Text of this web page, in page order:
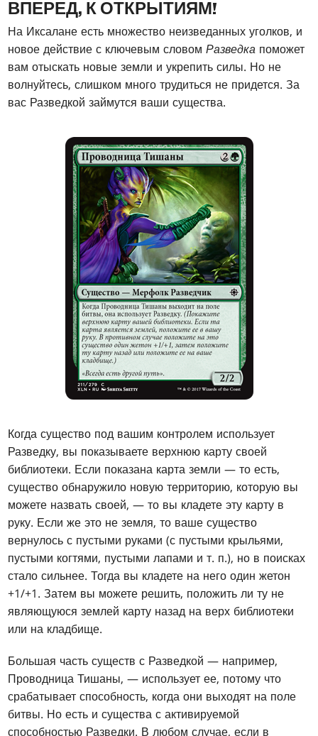
ВПЕРЕД, К ОТКРЫТИЯМ!
На Иксалане есть множество неизведанных уголков, и
новое действие с ключевым словомРазведка поможет
вам отыскать новые земли и укрепить силы. Но не
волнуйтесь, слишком много трудиться не придется. За
вас Разведкой займутся ваши существа.
Когда существо под вашим контролем использует
Разведку, вы показываете верхнюю карту своей
библиотеки. Если показана карта земли — то есть,
существо обнаружило новую территорию, которую вы
можете назвать своей, — то вы кладете эту карту в
руку. Если же это не земля, то ваше существо
вернулось с пустыми руками (с пустыми крыльями,
пустыми когтями, пустыми лапами и т. п.), но в поисках
стало сильнее. Тогда вы кладете на него один жетон
+1/+1. Затем вы можете решить, положить ли ту не
являющуюся землей карту назад на верх библиотеки
или на кладбище.
Большая часть существ с Разведкой — например,
Проводница Тишаны, — использует ее, потому что
срабатывает способность, когда они выходят на поле
битвы. Но есть и существа с активируемой
способностью Разведки. В любом случае, если в